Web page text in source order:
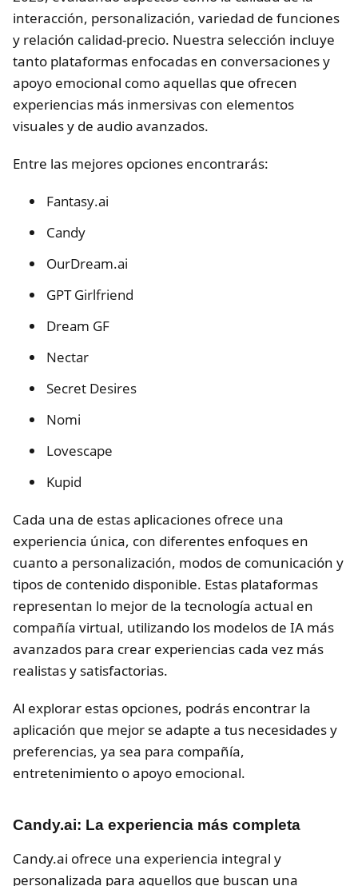
interacción, personalización, variedad de funciones
y relación calidad-precio. Nuestra selección incluye
tanto plataformas enfocadas en conversaciones y
apoyo emocional como aquellas que ofrecen
experiencias más inmersivas con elementos
visuales y de audio avanzados.
Entre las mejores opciones encontrarás:
Fantasy.ai
Candy
OurDream.ai
GPT Girlfriend
Dream GF
Nectar
Secret Desires
Nomi
Lovescape
Kupid
Cada una de estas aplicaciones ofrece una
experiencia única, con diferentes enfoques en
cuanto a personalización, modos de comunicación y
tipos de contenido disponible. Estas plataformas
representan lo mejor de la tecnología actual en
compañía virtual, utilizando los modelos de IA más
avanzados para crear experiencias cada vez más
realistas y satisfactorias.
Al explorar estas opciones, podrás encontrar la
aplicación que mejor se adapte a tus necesidades y
preferencias, ya sea para compañía,
entretenimiento o apoyo emocional.
Candy.ai: La experiencia más completa
Candy.ai ofrece una experiencia integral y
personalizada para aquellos que buscan una